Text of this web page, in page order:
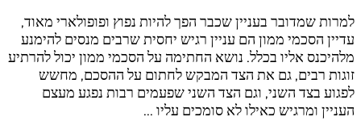
למרות שמדובר בעניין שכבר הפך להיות נפוץ ופופולארי מאוד,
עדיין הסכמי ממון הם עניין רגיש יחסית שרבים מנסים להימנע
מלהיכנס אליו בכלל. נושא החתימה על הסכמי ממון יכול להרתיע
זוגות רבים, גם את הצד המבקש לחתום על ההסכם, מחשש
לפגוע בצד השני, וגם הצד השני שפעמים רבות נפגע מעצם
העניין ומרגיש כאילו לא סומכים עליו …